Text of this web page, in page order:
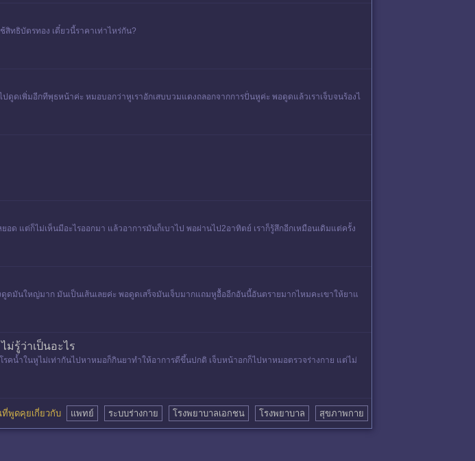
ทธิบัตรทอง เดี๋ยวนี้ราคาเท่าไหร่กัน?
ดูดเพิ่มอีกทีพุธหน้าค่ะ หมอบอกว่าหูเราอักเสบบวมแดงถลอกจากการปั่นหูค่ะ พอดูดแล้วเราเจ็บจนร้องไ
อด แต่ก็ไม่เห็นมีอะไรออกมา แล้วอาการมันก็เบาไป พอผ่านไป2อาทิตย์ เราก็รู้สึกอีกเหมือนเดิมแต่ครั้ง
มันใหญ่มาก มันเป็นเส้นเลยค่ะ พอดูดเสร็จมันเจ็บมากแถมหูอื้ออีกอันนี้อันตรายมากไหมคะเขาให้ยาแ
ม่รู้ว่าเป็นอะไร
น้ำในหูไม่เท่ากันไปหาหมอก็กินยาทำให้อาการดีขึ้นปกติ เจ็บหน้าอกก็ไปหาหมอตรวจร่างกาย แต่ไม่
พูดคุยเกี่ยวกับ แพทย์ ระบบร่างกาย โรงพยาบาลเอกชน โรงพยาบาล สุขภาพกาย